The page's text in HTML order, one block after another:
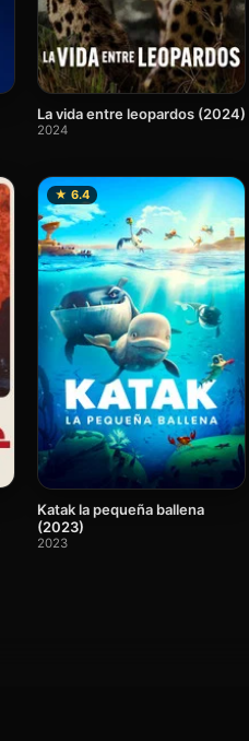
La vida entre leopardos (2024)
2024
★ 6.4
Katak la pequeña ballena
(2023)
2023